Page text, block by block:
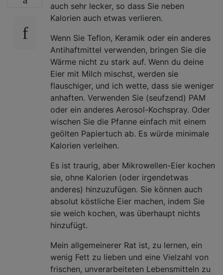
auch sehr lecker, so dass Sie neben
Kalorien auch etwas verlieren.
Wenn Sie Teflon, Keramik oder ein anderes
Antihaftmittel verwenden, bringen Sie die
Wärme nicht zu stark auf. Wenn du deine
Eier mit Milch mischst, werden sie
flauschiger, und ich wette, dass sie weniger
anhaften. Verwenden Sie (seufzend) PAM
oder ein anderes Aerosol-Kochspray. Oder
wischen Sie die Pfanne einfach mit einem
geölten Papiertuch ab. Es würde minimale
Kalorien verleihen.
Es ist traurig, aber Mikrowellen-Eier kochen
sie, ohne Kalorien (oder irgendetwas
anderes) hinzuzufügen. Sie können auch
absolut köstliche Eier machen, indem Sie
sie weich kochen, was überhaupt nichts
hinzufügt.
Mein allgemeinerer Rat ist, zu lernen, ein
wenig Fett zu lieben und eine Vielzahl von
frischen, unverarbeiteten Lebensmitteln zu